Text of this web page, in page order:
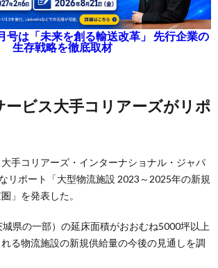
号は「未来を創る輸送改革」 先行企業の
生存戦略を徹底取材
手コリアーズ・インターナショナル・ジャパ
リポート「大型物流施設 2023～2025年の新規
」を発表した。
県の一部）の延床面積がおおむね5000坪以上
る物流施設の新規供給量の今後の見通しを調